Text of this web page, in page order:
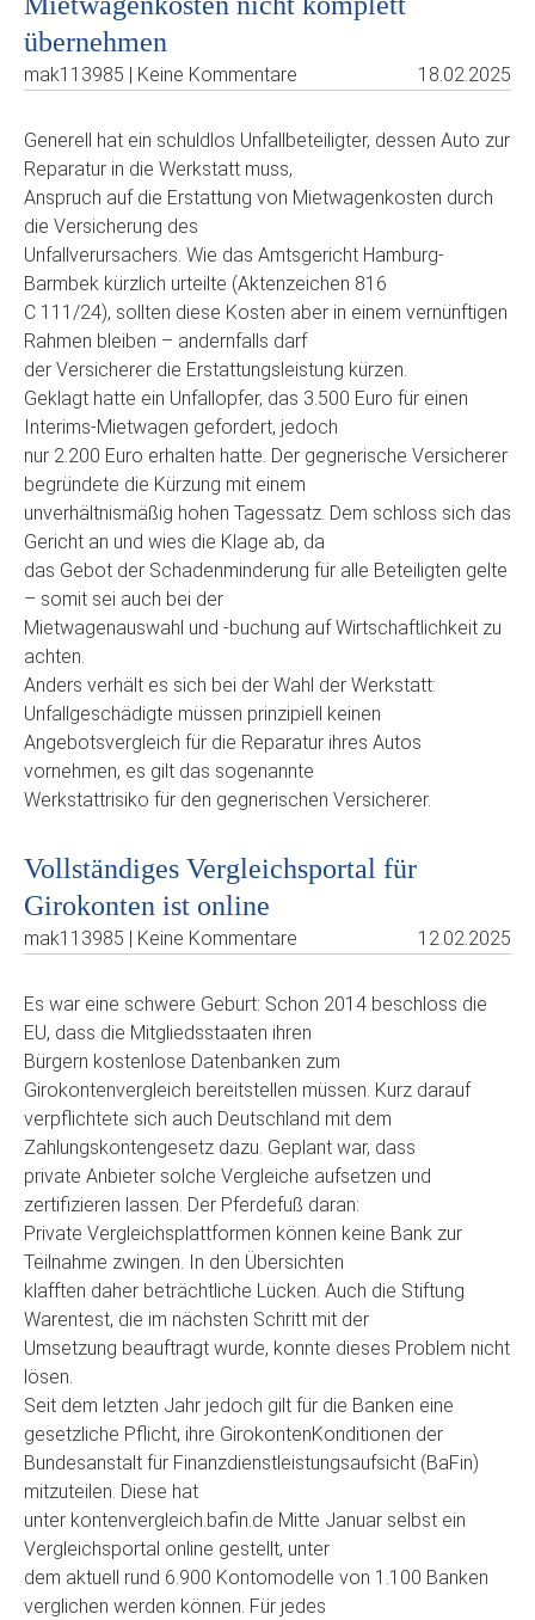
übernehmen
mak113985 | Keine Kommentare 18.02.2025
Generell hat ein schuldlos Unfallbeteiligter, dessen Auto zur
Reparatur in die Werkstatt muss,
Anspruch auf die Erstattung von Mietwagenkosten durch
die Versicherung des
Unfallverursachers. Wie das Amtsgericht Hamburg-
Barmbek kürzlich urteilte (Aktenzeichen 816
C 111/24), sollten diese Kosten aber in einem vernünftigen
Rahmen bleiben – andernfalls darf
der Versicherer die Erstattungsleistung kürzen.
Geklagt hatte ein Unfallopfer, das 3.500 Euro für einen
Interims-Mietwagen gefordert, jedoch
nur 2.200 Euro erhalten hatte. Der gegnerische Versicherer
begründete die Kürzung mit einem
unverhältnismäßig hohen Tagessatz. Dem schloss sich das
Gericht an und wies die Klage ab, da
das Gebot der Schadenminderung für alle Beteiligten gelte
– somit sei auch bei der
Mietwagenauswahl und -buchung auf Wirtschaftlichkeit zu
achten.
Anders verhält es sich bei der Wahl der Werkstatt:
Unfallgeschädigte müssen prinzipiell keinen
Angebotsvergleich für die Reparatur ihres Autos
vornehmen, es gilt das sogenannte
Werkstattrisiko für den gegnerischen Versicherer.
Vollständiges Vergleichsportal für
Girokonten ist online
mak113985 | Keine Kommentare 12.02.2025
Es war eine schwere Geburt: Schon 2014 beschloss die
EU, dass die Mitgliedsstaaten ihren
Bürgern kostenlose Datenbanken zum
Girokontenvergleich bereitstellen müssen. Kurz darauf
verpflichtete sich auch Deutschland mit dem
Zahlungskontengesetz dazu. Geplant war, dass
private Anbieter solche Vergleiche aufsetzen und
zertifizieren lassen. Der Pferdefuß daran:
Private Vergleichsplattformen können keine Bank zur
Teilnahme zwingen. In den Übersichten
klafften daher beträchtliche Lücken. Auch die Stiftung
Warentest, die im nächsten Schritt mit der
Umsetzung beauftragt wurde, konnte dieses Problem nicht
lösen.
Seit dem letzten Jahr jedoch gilt für die Banken eine
gesetzliche Pflicht, ihre GirokontenKonditionen der
Bundesanstalt für Finanzdienstleistungsaufsicht (BaFin)
mitzuteilen. Diese hat
unter kontenvergleich.bafin.de Mitte Januar selbst ein
Vergleichsportal online gestellt, unter
dem aktuell rund 6.900 Kontomodelle von 1.100 Banken
verglichen werden können. Für jedes